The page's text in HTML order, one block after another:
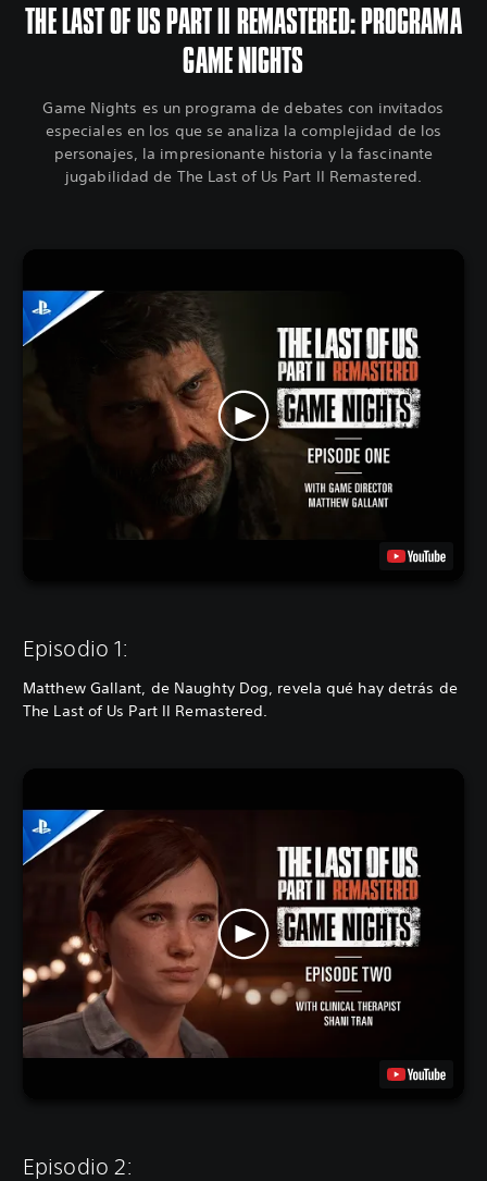
THE LAST OF US PART II REMASTERED: PROGRAMA
GAME NIGHTS
Game Nights es un programa de debates con invitados
especiales en los que se analiza la complejidad de los
personajes, la impresionante historia y la fascinante
jugabilidad de The Last of Us Part II Remastered.
Episodio 1:
Matthew Gallant, de Naughty Dog, revela qué hay detrás de
The Last of Us Part II Remastered.
Episodio 2: